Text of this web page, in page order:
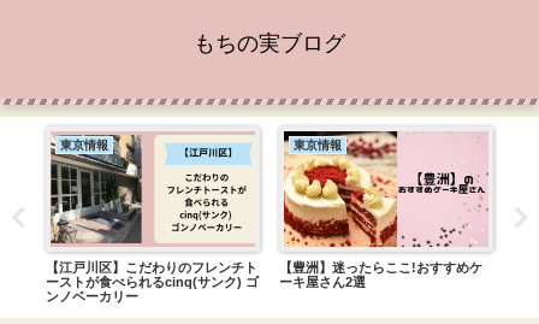
もちの実ブログ
東京情報
【江戸川区】こだわりのフレンチト
ーストが食べられるcinq(サンク) ゴ
ンノベーカリー
東京情報
【豊洲】迷ったらここ!おすすめケ
ーキ屋さん2選